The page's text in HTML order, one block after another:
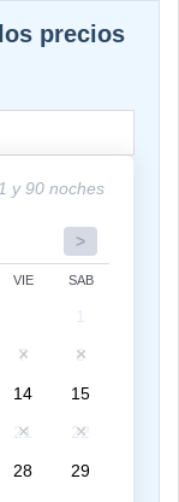
increíble
genial en
precios
y 90 noches
>
VIE SAB
7
8
14
15
21
22
28
29